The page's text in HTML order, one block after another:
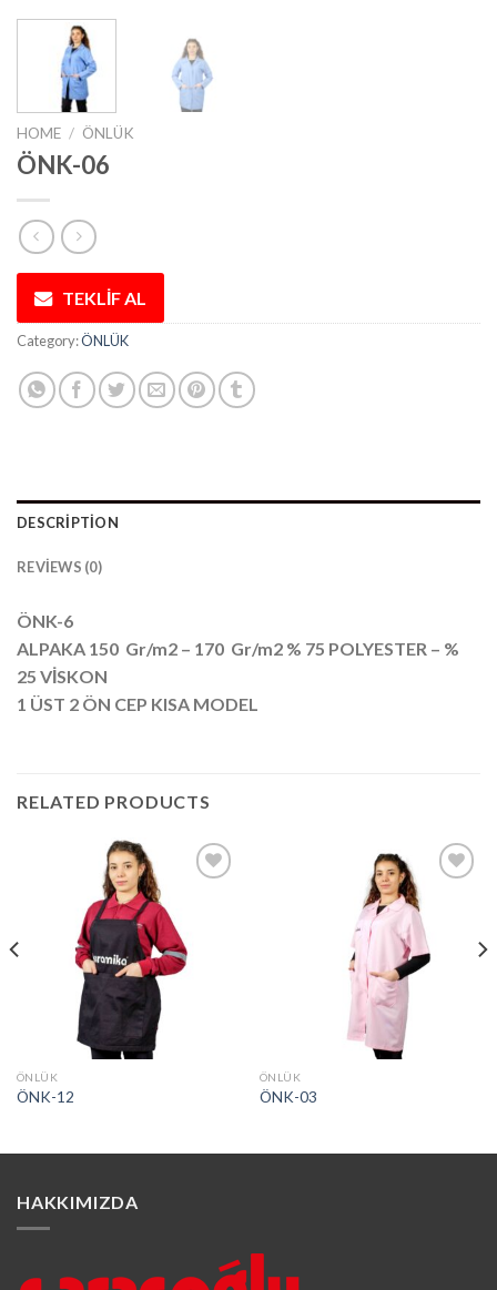
HOME / ÖNLÜK
ÖNK-06
TEKLİF AL
Category:ÖNLÜK
DESCRIPTION
REVIEWS (0)
ÖNK-6
ALPAKA 150 Gr/m2 – 170 Gr/m2 % 75 POLYESTER – %
25 VİSKON
1 ÜST 2 ÖN CEP KISA MODEL
RELATED PRODUCTS
ÖNLÜK
ÖNK-12
ÖNLÜK
ÖNK-03
HAKKIMIZDA